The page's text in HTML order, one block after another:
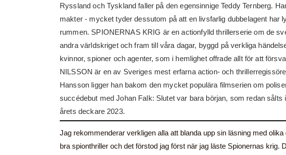
Ryssland och Tyskland faller på den egensinnige Teddy Ternberg.
makter - mycket tyder dessutom på att en livsfarlig dubbelagent har
rummen. SPIONERNAS KRIG är en actionfylld thrillerserie om de
andra världskriget och fram till våra dagar, byggd på verkliga
kvinnor, spioner och agenter, som i hemlighet offrade allt för att
NILSSON är en av Sveriges mest erfarna action- och
Hansson ligger han bakom den mycket populära filmserien om
succédebut med Johan Falk: Slutet var bara början, som redan
årets deckare 2023.
Jag rekommenderar verkligen alla att blanda upp sin läsning med
bra spionthriller och det förstod jag först när jag läste Spionernas